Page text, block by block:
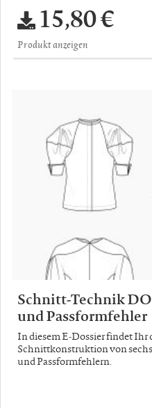
15,80 €
Produkt anzeigen
Schnitt-Technik
und Passformfehler
In diesem E-Dossier findet
Schnittkonstruktion von
und Passformfehlern.